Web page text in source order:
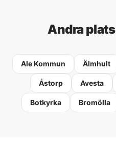
Andra
Ale Kommun Älmhult
Åstorp Avesta
Botkyrka Bromölla